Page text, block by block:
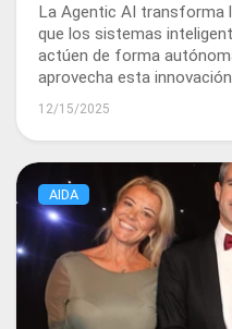
La Agentic AI transforma
que los sistemas
actúen de forma
aprovecha esta
trabajo y potenciar la
generación.
12/15/2025
AIDA